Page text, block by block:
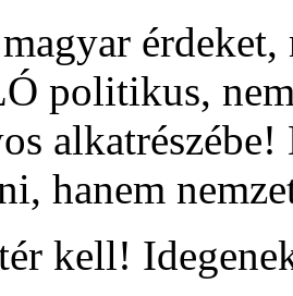
politikus,
hanem
kell!